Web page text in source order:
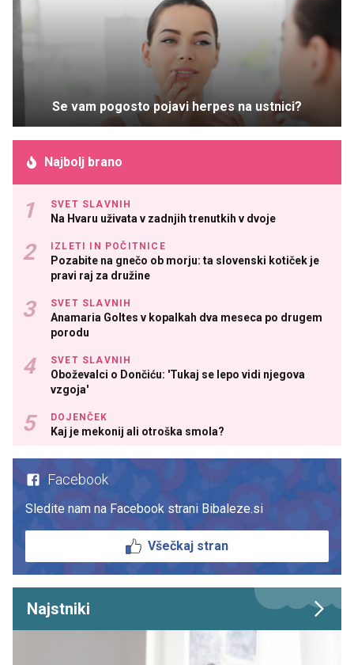
Se vam pogosto pojavi herpes na ustnici?
Najbolj brano
SVET SLAVNIH
Na Hvaru uživata v zadnjih trenutkih v dvoje
IZLETI IN POČITNICE
Pozabite na gnečo ob morju: ta slovenski kotiček je
pravi raj za družine
SVET SLAVNIH
Anamaria Goltes v kopalkah dva meseca po drugem
porodu
SVET SLAVNIH
Oboževalci o Dončiću: 'Tukaj se lepo vidi njegova
vzgoja'
DOJENČEK
Kaj je mekonij ali otroška smola?
Facebook
Sledite nam na Facebook strani Bibaleze.si
Všečkaj stran
Najstniki